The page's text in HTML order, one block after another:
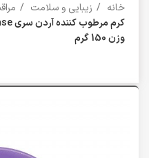
خانه زیبایی و سلامت
وزن 150 گرم